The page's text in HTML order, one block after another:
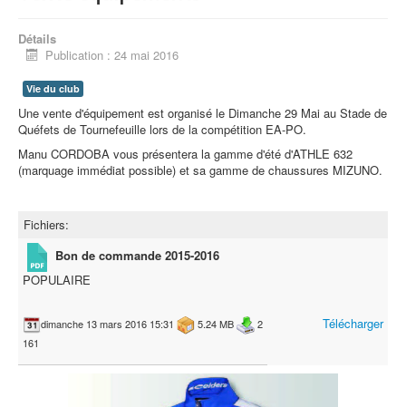
Détails
Publication : 24 mai 2016
Vie du club
Une vente d'équipement est organisé le Dimanche 29 Mai au Stade de
Quéfets de Tournefeuille lors de la compétition EA-PO.
Manu CORDOBA vous présentera la gamme d'été d'ATHLE 632
(marquage immédiat possible) et sa gamme de chaussures MIZUNO.
Fichiers:
Bon de commande 2015-2016
POPULAIRE
dimanche 13 mars 2016 15:31 5.24 MB
2
161
Télécharger